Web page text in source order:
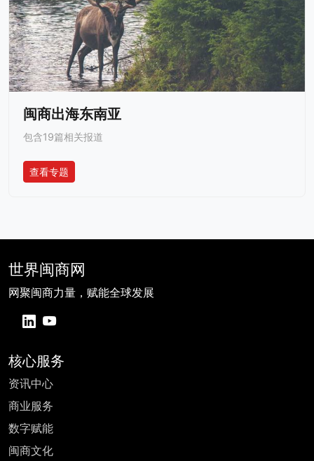
闽商出海东南亚
包含19篇相关报道
查看专题
世界闽商网
网聚闽商力量，赋能全球发展
核心服务
资讯中心
商业服务
数字赋能
闽商文化